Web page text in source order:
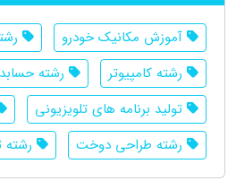
آموزش مکانیک خودرو
رشته کامپیوتر
رشته
تولید برنامه های تلویزیونی
رشته طراحی دوخت